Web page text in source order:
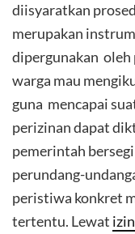
diisyaratkan
merupakan
dipergunakan
warga mau
guna mencapai
perizinan dapat
pemerintah
perundang-
peristiwa konkret
tertentu. Lewat izin